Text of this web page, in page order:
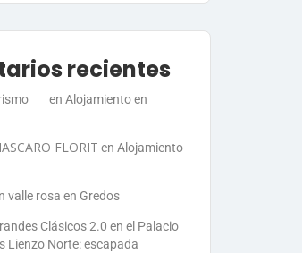
recientes
en Alojamiento en
FLORIT en Alojamiento
valle rosa en Gredos
Clásicos 2.0 en el Palacio
Lienzo Norte: escapada